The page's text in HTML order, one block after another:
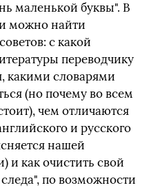
маленькой буквы". В
можно найти
с какой
переводчику
какими словарями
(но почему во всем
чем отличаются
и русского
нашей
как очистить свой
по возможности